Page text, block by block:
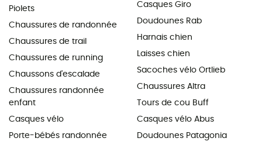
Piolets
Chaussures de randonnée
Chaussures de trail
Chaussures de running
Chaussons d'escalade
Chaussures randonnée
enfant
Casques vélo
Porte-bébés randonnée
Casques Giro
Doudounes Rab
Harnais chien
Laisses chien
Sacoches vélo Ortlieb
Chaussures Altra
Tours de cou Buff
Casques vélo Abus
Doudounes Patagonia